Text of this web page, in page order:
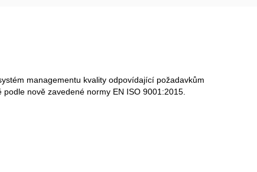
managementu kvality odpovídající požadavkům
nově zavedené normy EN ISO 9001:2015.